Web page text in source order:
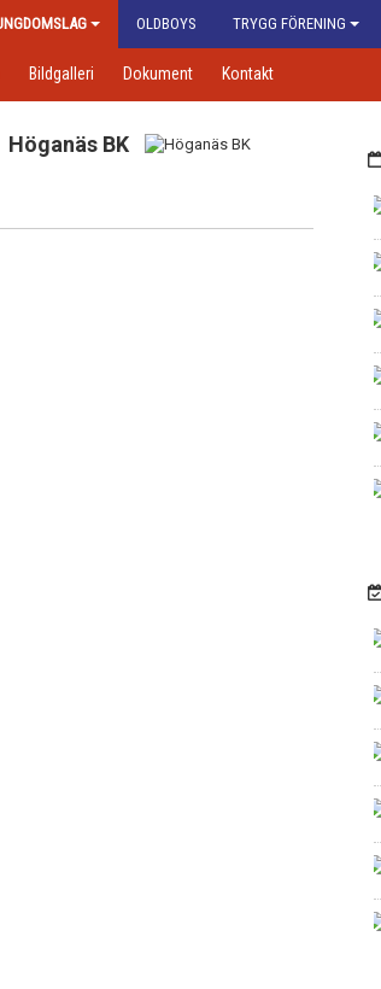
OLDBOYS TRYGG FÖRENING
Bildgalleri Dokument Kontakt
Höganäs BK